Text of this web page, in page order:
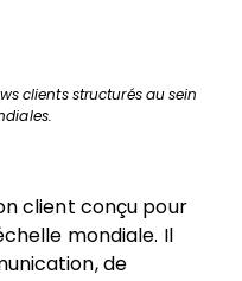
clients structurés au sein
client conçu pour
mondiale. Il
de